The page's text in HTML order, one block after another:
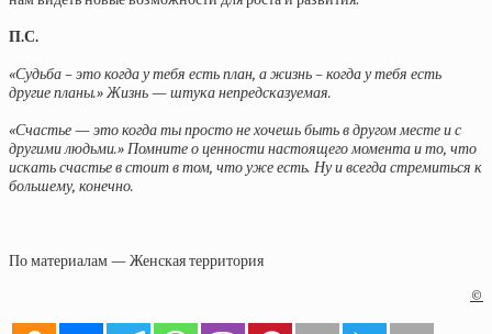
П.С.
«Судьба – это когда у тебя есть план, а жизнь – когда у тебя есть
другие планы.» Жизнь — штука непредсказуемая.
«Счастье — это когда ты просто не хочешь быть в другом месте и с
другими людьми.» Помните о ценности настоящего момента и то, что
искать счастье в стоит в том, что уже есть. Ну и всегда стремиться к
большему, конечно.
По материалам — Женская территория
©